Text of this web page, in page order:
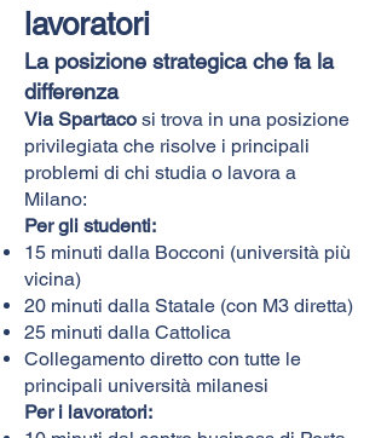
lavoratori
La posizione strategica che fa la
differenza
Via Spartaco si trova in una posizione
privilegiata che risolve i principali
problemi di chi studia o lavora a
Milano:
Per gli studenti:
15 minuti dalla Bocconi (università più
vicina)
20 minuti dalla Statale (con M3 diretta)
25 minuti dalla Cattolica
Collegamento diretto con tutte le
principali università milanesi
Per i lavoratori: